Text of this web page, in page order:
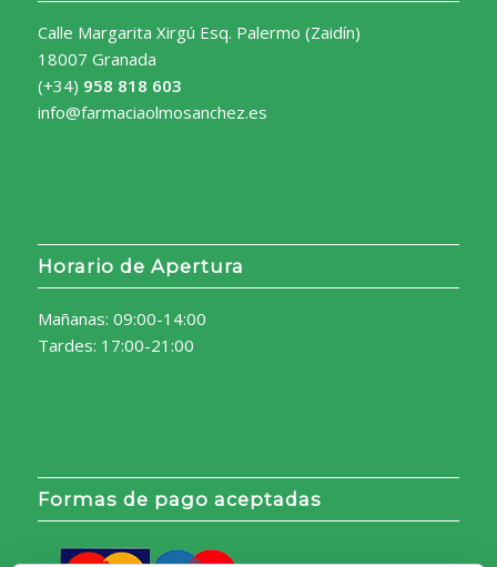
Calle Margarita Xirgú Esq. Palermo (Zaidín)
18007 Granada
(+34) 958 818 603
info@farmaciaolmosanchez.es
Horario de Apertura
Mañanas: 09:00-14:00
Tardes: 17:00-21:00
Formas de pago aceptadas